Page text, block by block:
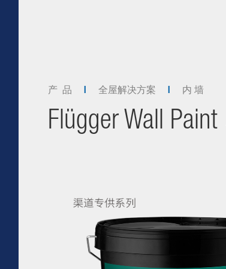
产 品 全屋解决方案 内 墙
Flügger Wall Paint